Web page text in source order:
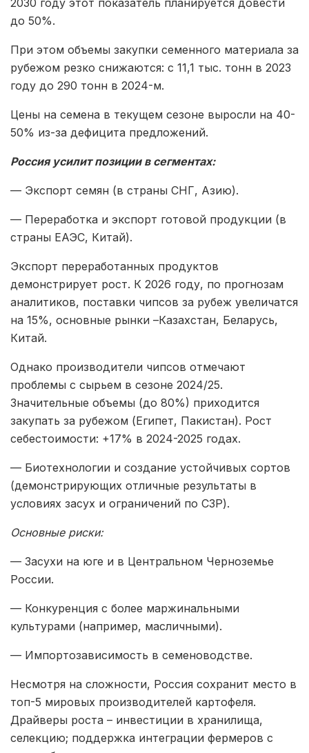
2030 году этот показатель планируется довести
до 50%.
При этом объемы закупки семенного материала за
рубежом резко снижаются: с 11,1 тыс. тонн в 2023
году до 290 тонн в 2024-м.
Цены на семена в текущем сезоне выросли на 40-
50% из-за дефицита предложений.
Россия усилит позиции в сегментах:
— Экспорт семян (в страны СНГ, Азию).
— Переработка и экспорт готовой продукции (в
страны ЕАЭС, Китай).
Экспорт переработанных продуктов
демонстрирует рост. К 2026 году, по прогнозам
аналитиков, поставки чипсов за рубеж увеличатся
на 15%, основные рынки –Казахстан, Беларусь,
Китай.
Однако производители чипсов отмечают
проблемы с сырьем в сезоне 2024/25.
Значительные объемы (до 80%) приходится
закупать за рубежом (Египет, Пакистан). Рост
себестоимости: +17% в 2024-2025 годах.
— Биотехнологии и создание устойчивых сортов
(демонстрирующих отличные результаты в
условиях засух и ограничений по СЗР).
Основные риски:
— Засухи на юге и в Центральном Черноземье
России.
— Конкуренция с более маржинальными
культурами (например, масличными).
— Импортозависимость в семеноводстве.
Несмотря на сложности, Россия сохранит место в
топ-5 мировых производителей картофеля.
Драйверы роста – инвестиции в хранилища,
селекцию; поддержка интеграции фермеров с